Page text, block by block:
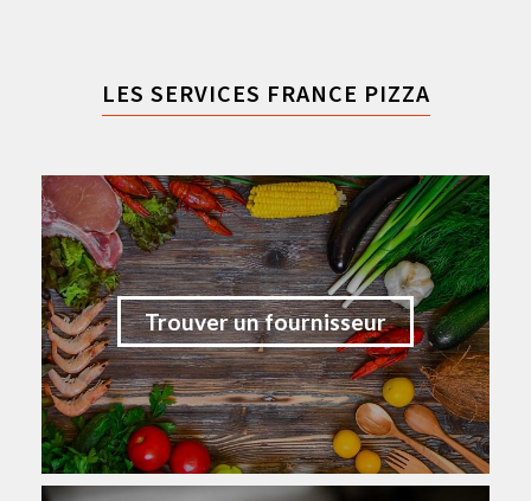
LES SERVICES FRANCE PIZZA
Trouver un fournisseur